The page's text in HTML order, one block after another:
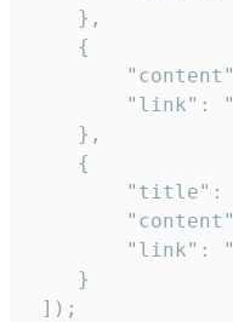
    },
    {
"link":
    },
    {
"title":
"link":
    }
]);